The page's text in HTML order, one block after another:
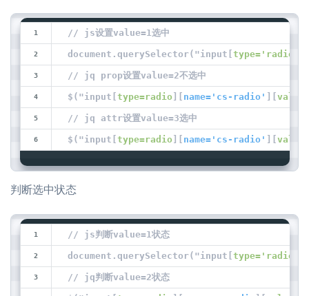
// js设置value=1选中
document.querySelector("input[ type='radio'
// jq prop设置value=2不选中
$("input[ type=radio name='cs-radio'
// jq attr设置value=3选中
$("input[ type=radio name='cs-radio'
判断选中状态
// js判断value=1状态
document.querySelector("input[type='radio'
// jq判断value=2状态